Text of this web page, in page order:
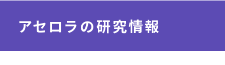
アセロラの研究情報